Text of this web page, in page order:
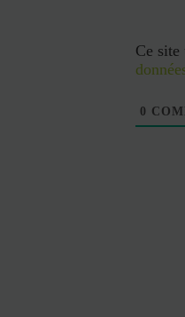
Ce
0